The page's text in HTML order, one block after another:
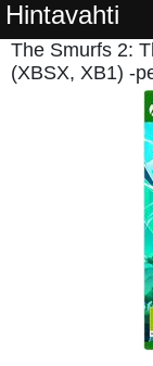
Hintavahti
The Smurfs 2:
(XBSX, XB1) -